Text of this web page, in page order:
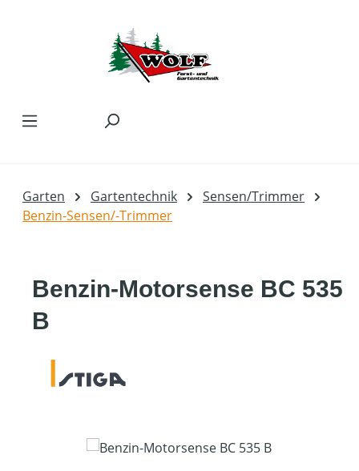
Garten Gartentechnik
Sensen/Trimmer
Benzin-Sensen/-Trimmer
Benzin-Motorsense BC 535
B
Bildergalerie überspringen